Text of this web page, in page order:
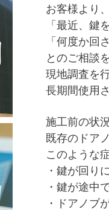
お客様より、
「最近、鍵
「何度か回
とのご相談
現地調査を
長期間使用
施工前の状
既存のドア
このような
・鍵が回り
・鍵が途中
・ドアノブ